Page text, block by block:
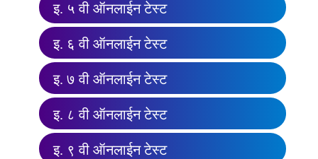
इ. ५ वी ऑनलाईन टेस्ट
इ. ६ वी ऑनलाईन टेस्ट
इ. ७ वी ऑनलाईन टेस्ट
इ. ८ वी ऑनलाईन टेस्ट
इ. ९ वी ऑनलाईन टेस्ट